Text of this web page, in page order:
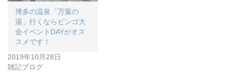
博多の温泉「万葉の
湯」行くならビンゴ大
会イベントDAYがオス
スメです！
2019年10月28日
雑記ブログ